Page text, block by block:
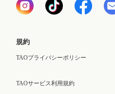
規約
TAOプライバシーポリシー
TAOサービス利用規約